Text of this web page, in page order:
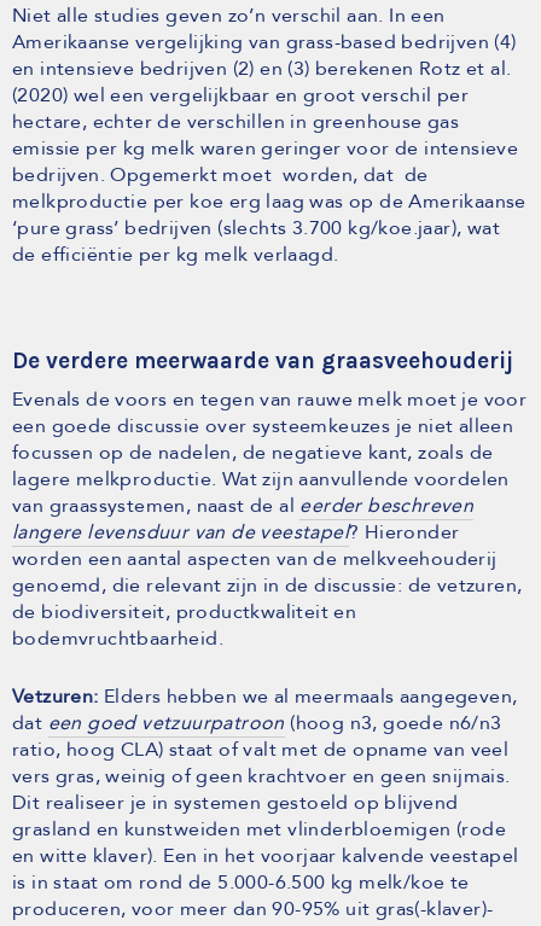
Niet alle studies geven zo’n verschil aan. In een
Amerikaanse vergelijking van grass-based bedrijven (4)
en intensieve bedrijven (2) en (3) berekenen Rotz et al.
(2020) wel een vergelijkbaar en groot verschil per
hectare, echter de verschillen in greenhouse gas
emissie per kg melk waren geringer voor de intensieve
bedrijven. Opgemerkt moet worden, dat de
melkproductie per koe erg laag was op de Amerikaanse
‘pure grass’ bedrijven (slechts 3.700 kg/koe.jaar), wat
de efficiëntie per kg melk verlaagd.
De verdere meerwaarde van graasveehouderij
Evenals de voors en tegen van rauwe melk moet je voor
een goede discussie over systeemkeuzes je niet alleen
focussen op de nadelen, de negatieve kant, zoals de
lagere melkproductie. Wat zijn aanvullende voordelen
van graassystemen, naast de al eerder beschreven
langere levensduur van de veestapel? Hieronder
worden een aantal aspecten van de melkveehouderij
genoemd, die relevant zijn in de discussie: de vetzuren,
de biodiversiteit, productkwaliteit en
bodemvruchtbaarheid.
Vetzuren: Elders hebben we al meermaals aangegeven,
dat een goed vetzuurpatroon (hoog n3, goede n6/n3
ratio, hoog CLA) staat of valt met de opname van veel
vers gras, weinig of geen krachtvoer en geen snijmais.
Dit realiseer je in systemen gestoeld op blijvend
grasland en kunstweiden met vlinderbloemigen (rode
en witte klaver). Een in het voorjaar kalvende veestapel
is in staat om rond de 5.000-6.500 kg melk/koe te
produceren, voor meer dan 90-95% uit gras(-klaver)-